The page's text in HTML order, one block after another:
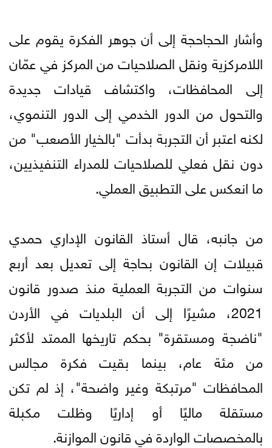
وأشار الحجاحجة إلى أن جوهر الفكرة يقوم على
اللامركزية ونقل الصلاحيات من المركز في عمّان
إلى المحافظات، واكتشاف قيادات جديدة
والتحول من الدور الخدمي إلى الدور التنموي،
لكنه اعتبر أن التجربة بدأت "بالخيار الأصعب" من
دون نقل فعلي للصلاحيات للمدراء التنفيذيين،
ما انعكس على التطبيق العملي.
من جانبه، قال أستاذ القانون الإداري حمدي
قبيلات إن القانون بحاجة إلى تعديل بعد أربع
سنوات من التجربة العملية منذ صدور قانون
2021، مشيرًا إلى أن البلديات في الأردن
"ناضجة ومستقرة" بحكم تاريخها الممتد لأكثر
من مئة عام، بينما بقيت فكرة مجالس
المحافظات "مرتبكة وغير واضحة"، إذ لم تكن
مستقلة ماليًا أو إداريًا وظلت مكبلة
بالمخصصات الواردة في قانون الموازنة.